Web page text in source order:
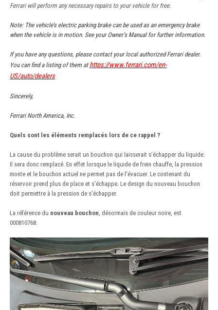
Ferrari will perform any necessary repairs to your vehicle for free.
Note: The vehicle’s electric parking brake can be used as an emergency brake
when the vehicle is in motion. See your Owner’s Manual for further information.
If you have any questions, please contact your local authorized Ferrari dealer.
You can find a listing of them at https://www.ferrari.com/en-
US/auto/dealers
Sincerely,
Ferrari North America, Inc.
Quels sont les éléments remplacés lors de ce rappel ?
La cause du problème serait un bouchon qui laisserait s’échapper du liquide.
Il sera donc remplacé. En effet lorsque le liquide de frein chauffe, la pression
monte et le bouchon actuel ne permet pas de l'évacuer. Le contenant du
réservoir prend plus de place et s'échappe. Le design du nouveau bouchon
doit permettre à la pression de s'échapper.
La référence du nouveau bouchon , désormais de couleur noire, est
000810768.